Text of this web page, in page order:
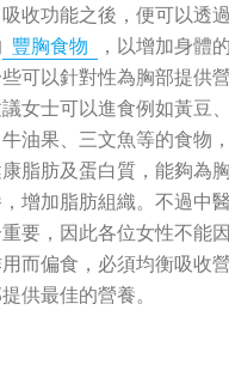
收功能之後，便可以透
豐胸食物
，以增加身體
可以針對性為胸部提供
女士可以進食例如黃豆
油果、三文魚等的食物
脂肪及蛋白質，能夠為
增加脂肪組織。不過中
要，因此各位女性不能
而偏食，必須均衡吸收營
供最佳的營養。